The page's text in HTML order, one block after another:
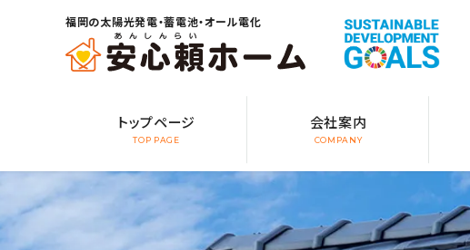
福岡の太陽光発電・蓄電池・オール電化
トップページ
TOP PAGE
会社案内
COMPANY